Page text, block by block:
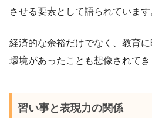
させる要素として語られています
経済的な余裕だけでなく、教育
環境があったことも想像されてき
習い事と表現力の関係